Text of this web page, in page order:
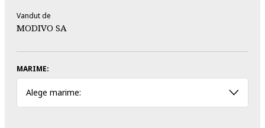
Vandut de
MODIVO SA
MARIME:
Alege marime: